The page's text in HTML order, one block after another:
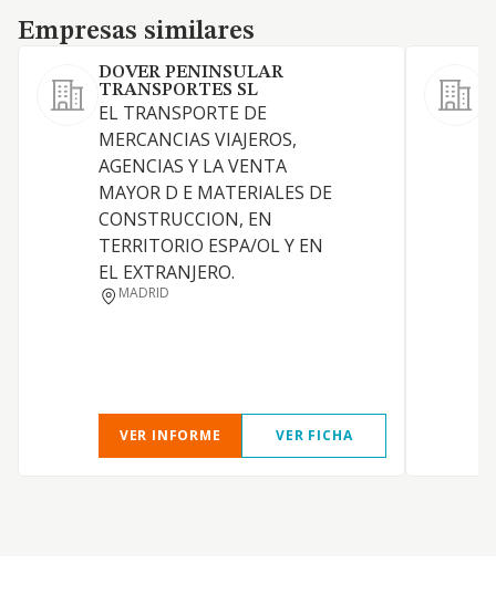
Empresas similares
Empresas similares
DOVER PENINSULAR
TRANSPORTES SL
EL TRANSPORTE DE
MERCANCIAS VIAJEROS,
AGENCIAS Y LA VENTA
MAYOR D E MATERIALES DE
CONSTRUCCION, EN
TERRITORIO ESPA/OL Y EN
EL EXTRANJERO.
MADRID
VER INFORME VER FICHA